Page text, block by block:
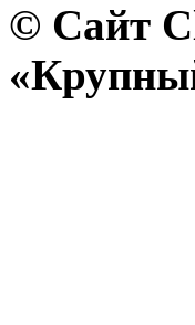
© Сайт